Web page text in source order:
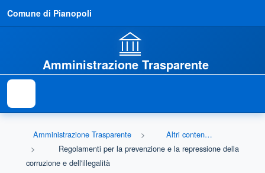
Comune di Pianopoli
Amministrazione Trasparente
Amministrazione Trasparente
Altri contenuti - Prevenzione della Corruzione
Regolamenti per la prevenzione e la repressione della
corruzione e dell'illegalità